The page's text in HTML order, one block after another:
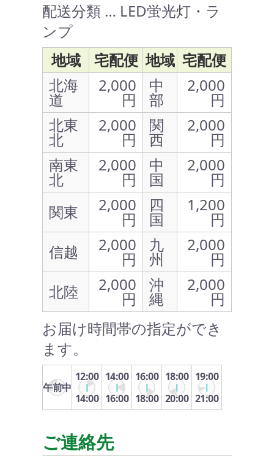
配送分類 … LED蛍光灯・ラ
ンプ
地域
宅配便 地域 宅配便
北海
道
2,000
円
中
部
2,000
円
北東
北
2,000
円
関
西
2,000
円
南東
北
2,000
円
中
国
2,000
円
関東
2,000
円
四
国
1,200
円
信越
2,000
円
九
州
2,000
円
北陸
2,000
円
沖
縄
2,000
円
お届け時間帯の指定ができ
ます。
午前中
12:00
14:00
14:00
16:00
16:00
18:00
18:00
20:00
19:00
21:00
ご連絡先